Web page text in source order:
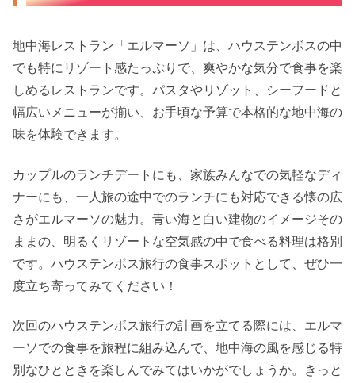
地中海レストラン「エルマーソ」は、ハウステンボスの中
でも特にリゾート感たっぷりで、爽やかな気分で食事を楽
しめるレストランです。パスタやリゾット、シーフードと
幅広いメニューが揃い、お手頃な予算で本格的な地中海の
味を体験できます。
カップルのランチデートにも、家族みんなでの気軽なディ
ナーにも、一人旅の途中でのランチにも対応できる懐の広
さがエルマーソの魅力。青い海と白い建物のイメージその
ままの、明るくリゾートな空気感の中で食べる料理は格別
です。ハウステンボス旅行の食事スポットとして、ぜひ一
度立ち寄ってみてください！
次回のハウステンボス旅行の計画を立てる際には、エルマ
ーソでの食事を旅程に組み込んで、地中海の風を感じる特
別なひとときを楽しんでみてはいかがでしょうか。きっと